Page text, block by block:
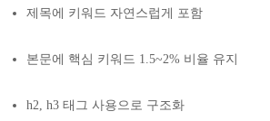
제목에 키워드 자연스럽게 포함
본문에 핵심 키워드 1.5~2% 비율 유지
h2, h3 태그 사용으로 구조화